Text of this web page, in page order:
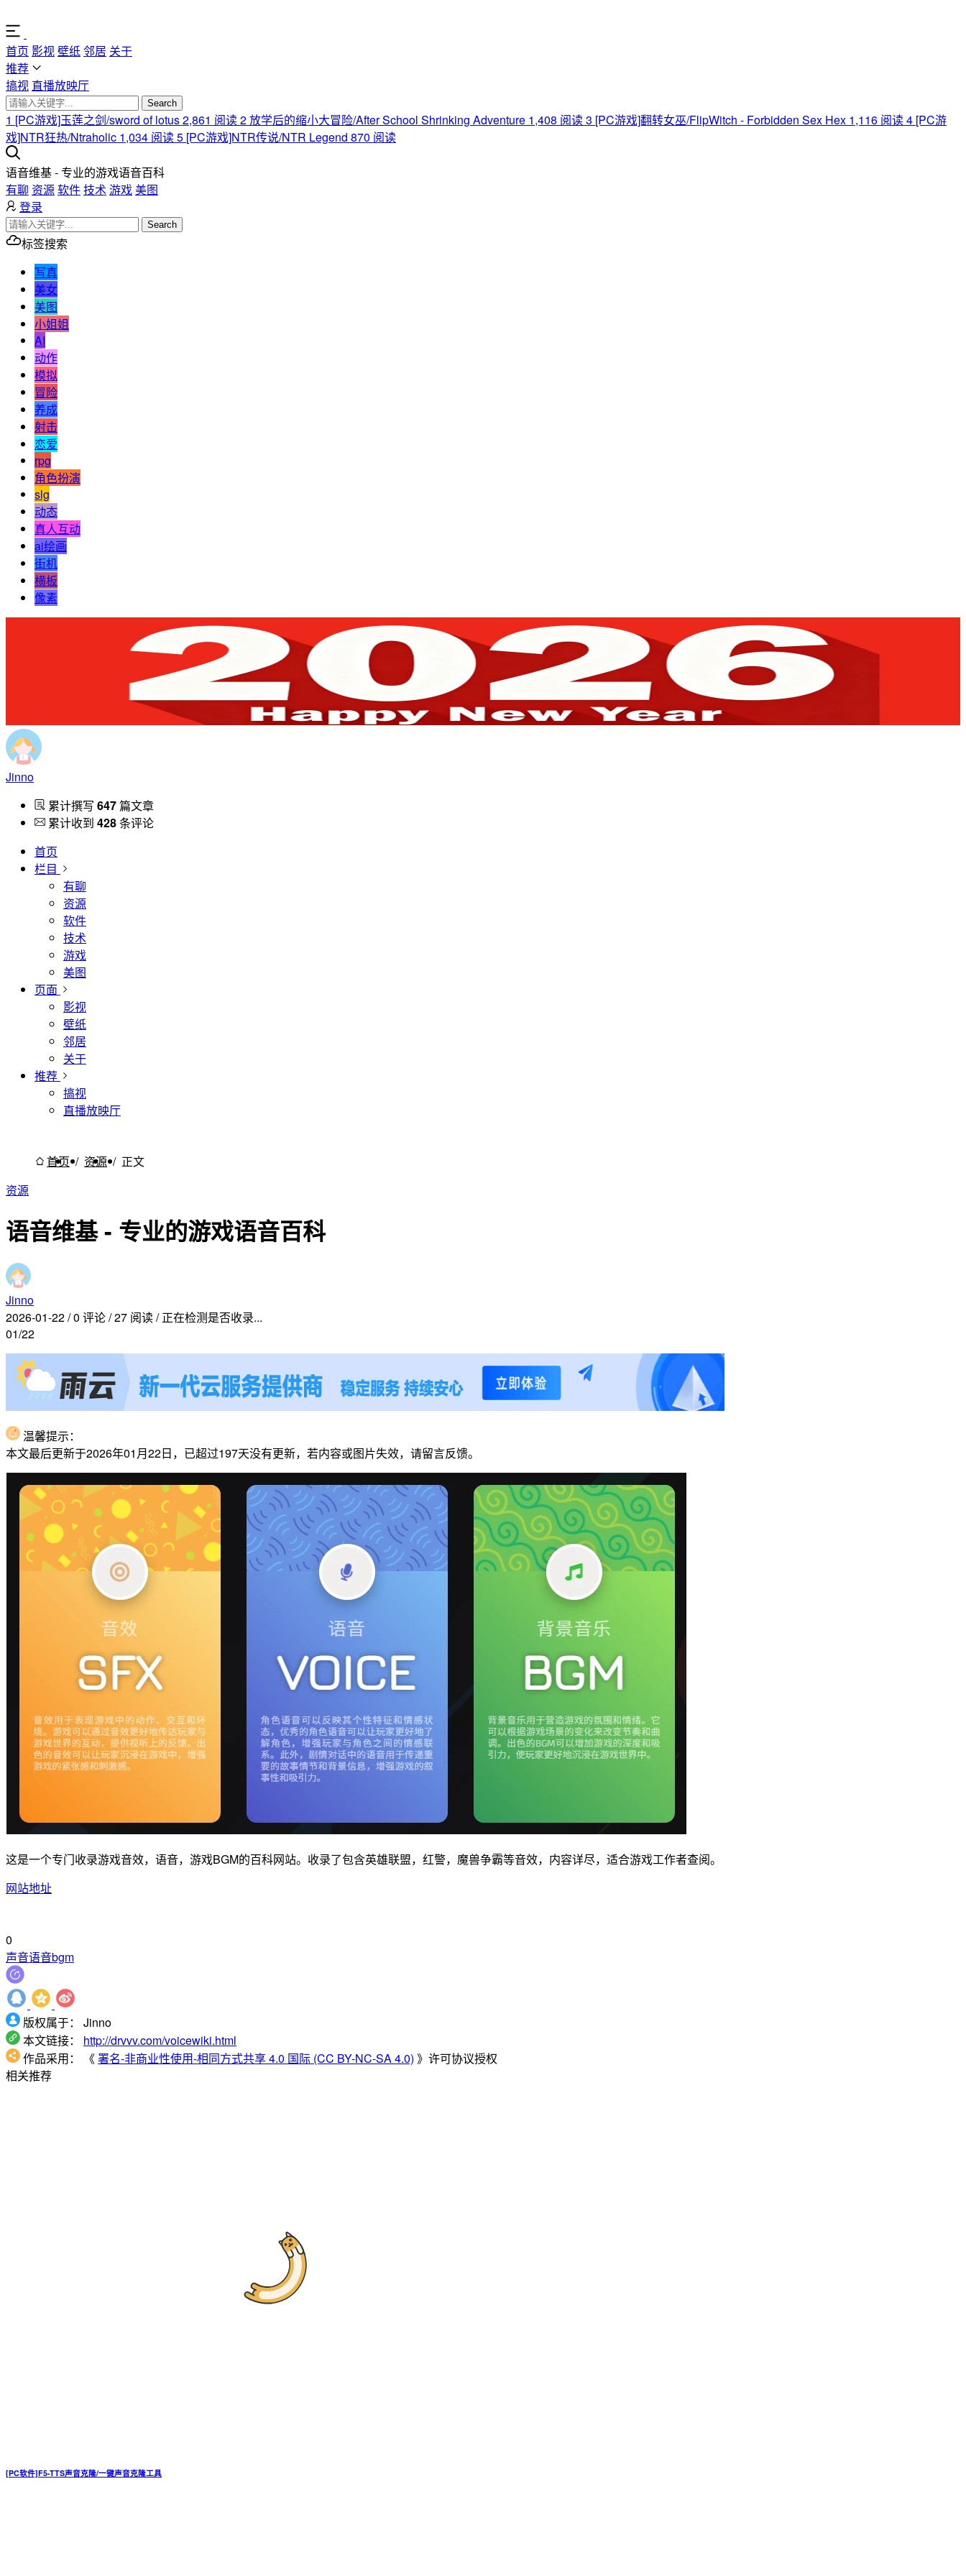
首页 影视壁纸邻居 关于
推荐
搞视 直播放映厅
Search
1 [PC游戏]玉莲之剑/sword of lotus2,861 阅读2放学后的缩小大冒险/After School Shrinking Adventure 1,408 阅读3 [PC游戏]翻转女巫/FlipWitch - Forbidden Sex Hex 1,116 阅读4 [PC游
戏]NTR狂热/Ntraholic 1,034 阅读5 [PC游戏]NTR传说/NTR Legend 870 阅读
语音维基 - 专业的游戏语音百科
有聊 资源软件技术游戏美图
登录
Search
标签搜索
写真
美女
美图
小姐姐
AI
动作
模拟
冒险
养成
射击
恋爱
rpg
角色扮演
slg
动态
真人互动
ai绘画
街机
横板
像素
Jinno
累计撰写 647篇文章
累计收到 428条评论
首页
栏目
有聊
资源
软件
技术
游戏
美图
页面
影视
壁纸
邻居
关于
推荐
搞视
直播放映厅
首页 / 资源 / 正文
资源
语音维基 - 专业的游戏语音百科
Jinno
2026-01-22/0 评论/27 阅读/ 正在检测是否收录...
01/22
温馨提示：
本文最后更新于2026年01月22日，已超过197天没有更新，若内容或图片失效，请留言反馈。
这是一个专门收录游戏音效，语音，游戏BGM的百科网站。收录了包含英雄联盟，红警，魔兽争霸等音效，内容详尽，适合游戏工作者查阅。
网站地址
0
声音语音bgm
版权属于：
Jinno
本文链接：
http://drvvv.com/voicewiki.html
作品采用：
《署名-非商业性使用-相同方式共享 4.0 国际 (CC BY-NC-SA 4.0) 》许可协议授权
相关推荐
[PC软件]F5-TTS声音克隆/一键声音克隆工具